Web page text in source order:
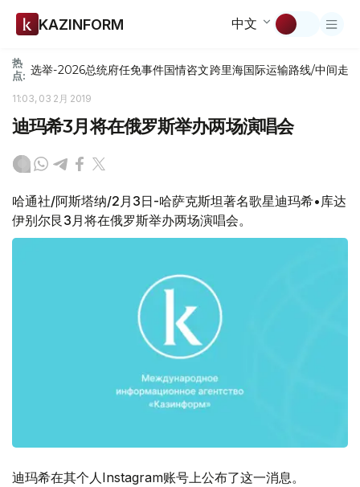
KAZINFORM 中文
热
点: 选举-2026总统府任免事件国情咨文跨里海国际运输路线/中间走廊
11:03, 03 2月 2019
迪玛希3月将在俄罗斯举办两场演唱会
哈通社/阿斯塔纳/2月3日-哈萨克斯坦著名歌星迪玛希•库达
伊别尔艮3月将在俄罗斯举办两场演唱会。
迪玛希在其个人Instagram账号上公布了这一消息。